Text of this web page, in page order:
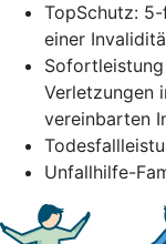
TopSchutz:
einer
Verletzungen
vereinbarten
Unfallhilfe-